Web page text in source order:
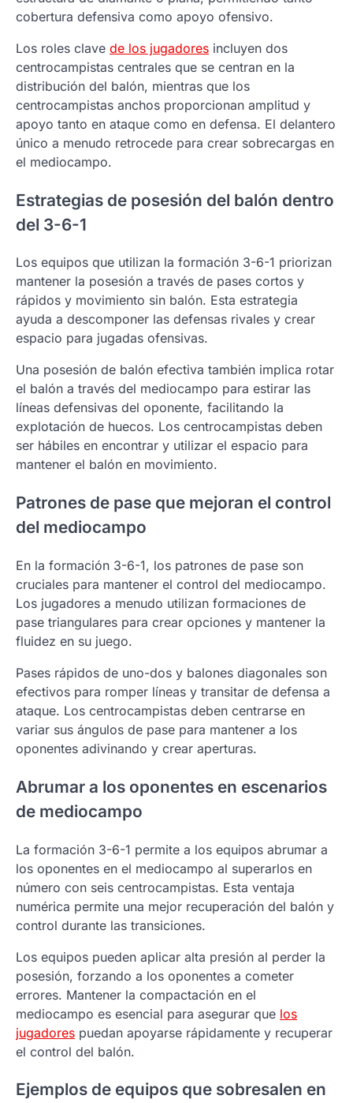
cobertura defensiva como apoyo ofensivo.
Los roles clave de los jugadores incluyen dos
centrocampistas centrales que se centran en la
distribución del balón, mientras que los
centrocampistas anchos proporcionan amplitud y
apoyo tanto en ataque como en defensa. El delantero
único a menudo retrocede para crear sobrecargas en
el mediocampo.
Estrategias de posesión del balón dentro
del 3-6-1
Los equipos que utilizan la formación 3-6-1 priorizan
mantener la posesión a través de pases cortos y
rápidos y movimiento sin balón. Esta estrategia
ayuda a descomponer las defensas rivales y crear
espacio para jugadas ofensivas.
Una posesión de balón efectiva también implica rotar
el balón a través del mediocampo para estirar las
líneas defensivas del oponente, facilitando la
explotación de huecos. Los centrocampistas deben
ser hábiles en encontrar y utilizar el espacio para
mantener el balón en movimiento.
Patrones de pase que mejoran el control
del mediocampo
En la formación 3-6-1, los patrones de pase son
cruciales para mantener el control del mediocampo.
Los jugadores a menudo utilizan formaciones de
pase triangulares para crear opciones y mantener la
fluidez en su juego.
Pases rápidos de uno-dos y balones diagonales son
efectivos para romper líneas y transitar de defensa a
ataque. Los centrocampistas deben centrarse en
variar sus ángulos de pase para mantener a los
oponentes adivinando y crear aperturas.
Abrumar a los oponentes en escenarios
de mediocampo
La formación 3-6-1 permite a los equipos abrumar a
los oponentes en el mediocampo al superarlos en
número con seis centrocampistas. Esta ventaja
numérica permite una mejor recuperación del balón y
control durante las transiciones.
Los equipos pueden aplicar alta presión al perder la
posesión, forzando a los oponentes a cometer
errores. Mantener la compactación en el
mediocampo es esencial para asegurar que los
jugadores puedan apoyarse rápidamente y recuperar
el control del balón.
Ejemplos de equipos que sobresalen en